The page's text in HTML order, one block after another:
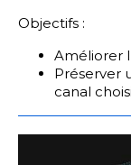
Objectifs :
Améliorer
Préserver
canal